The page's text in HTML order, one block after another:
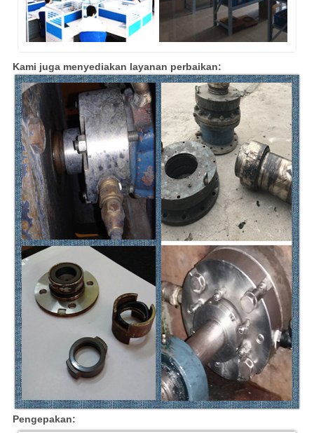
Kami juga menyediakan layanan perbaikan:
Pengepakan: